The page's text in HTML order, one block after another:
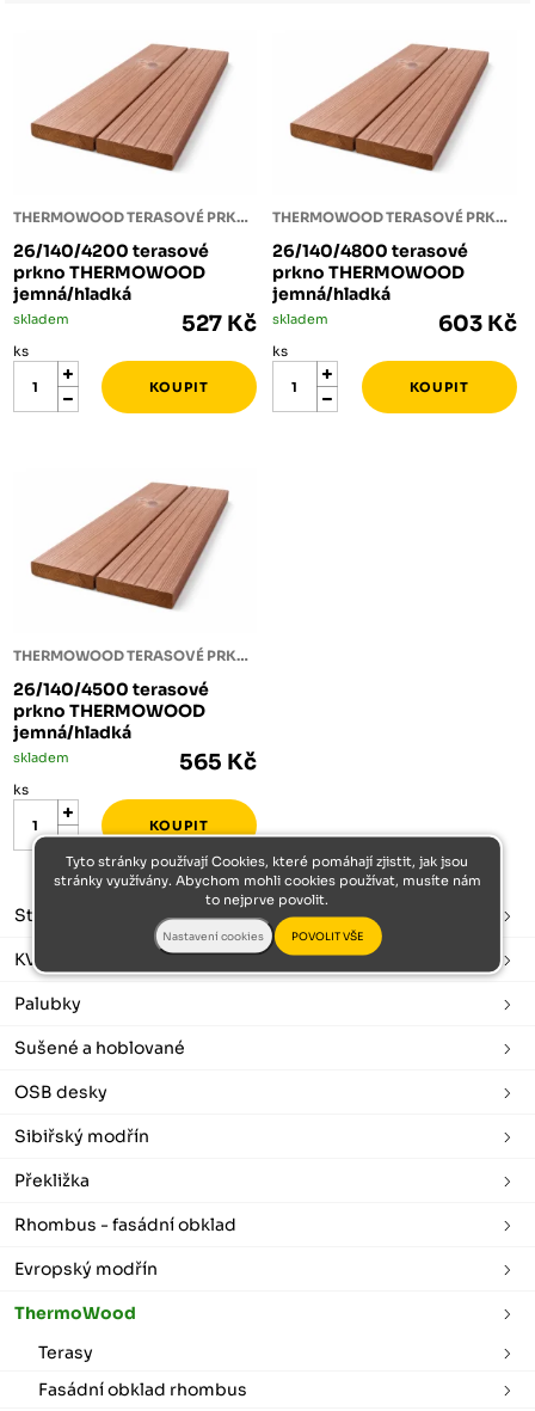
THERMOWOOD TERASOVÉ PRKNO
26/140/4200 terasové
prkno THERMOWOOD
jemná/hladká
skladem 527 Kč
ks
THERMOWOOD TERASOVÉ PRKNO
26/140/4800 terasové
prkno THERMOWOOD
jemná/hladká
skladem 603 Kč
ks
THERMOWOOD TERASOVÉ PRKNO
26/140/4500 terasové
prkno THERMOWOOD
jemná/hladká
skladem 565 Kč
ks
Stavební řezivo
KVH hranoly
Palubky
Sušené a hoblované
OSB desky
Sibiřský modřín
Překližka
Rhombus - fasádní obklad
Evropský modřín
ThermoWood
Terasy
Fasádní obklad rhombus
Tyto stránky používají Cookies, které pomáhají zjistit, jak jsou
stránky využívány. Abychom mohli cookies používat, musíte nám
to nejprve povolit.